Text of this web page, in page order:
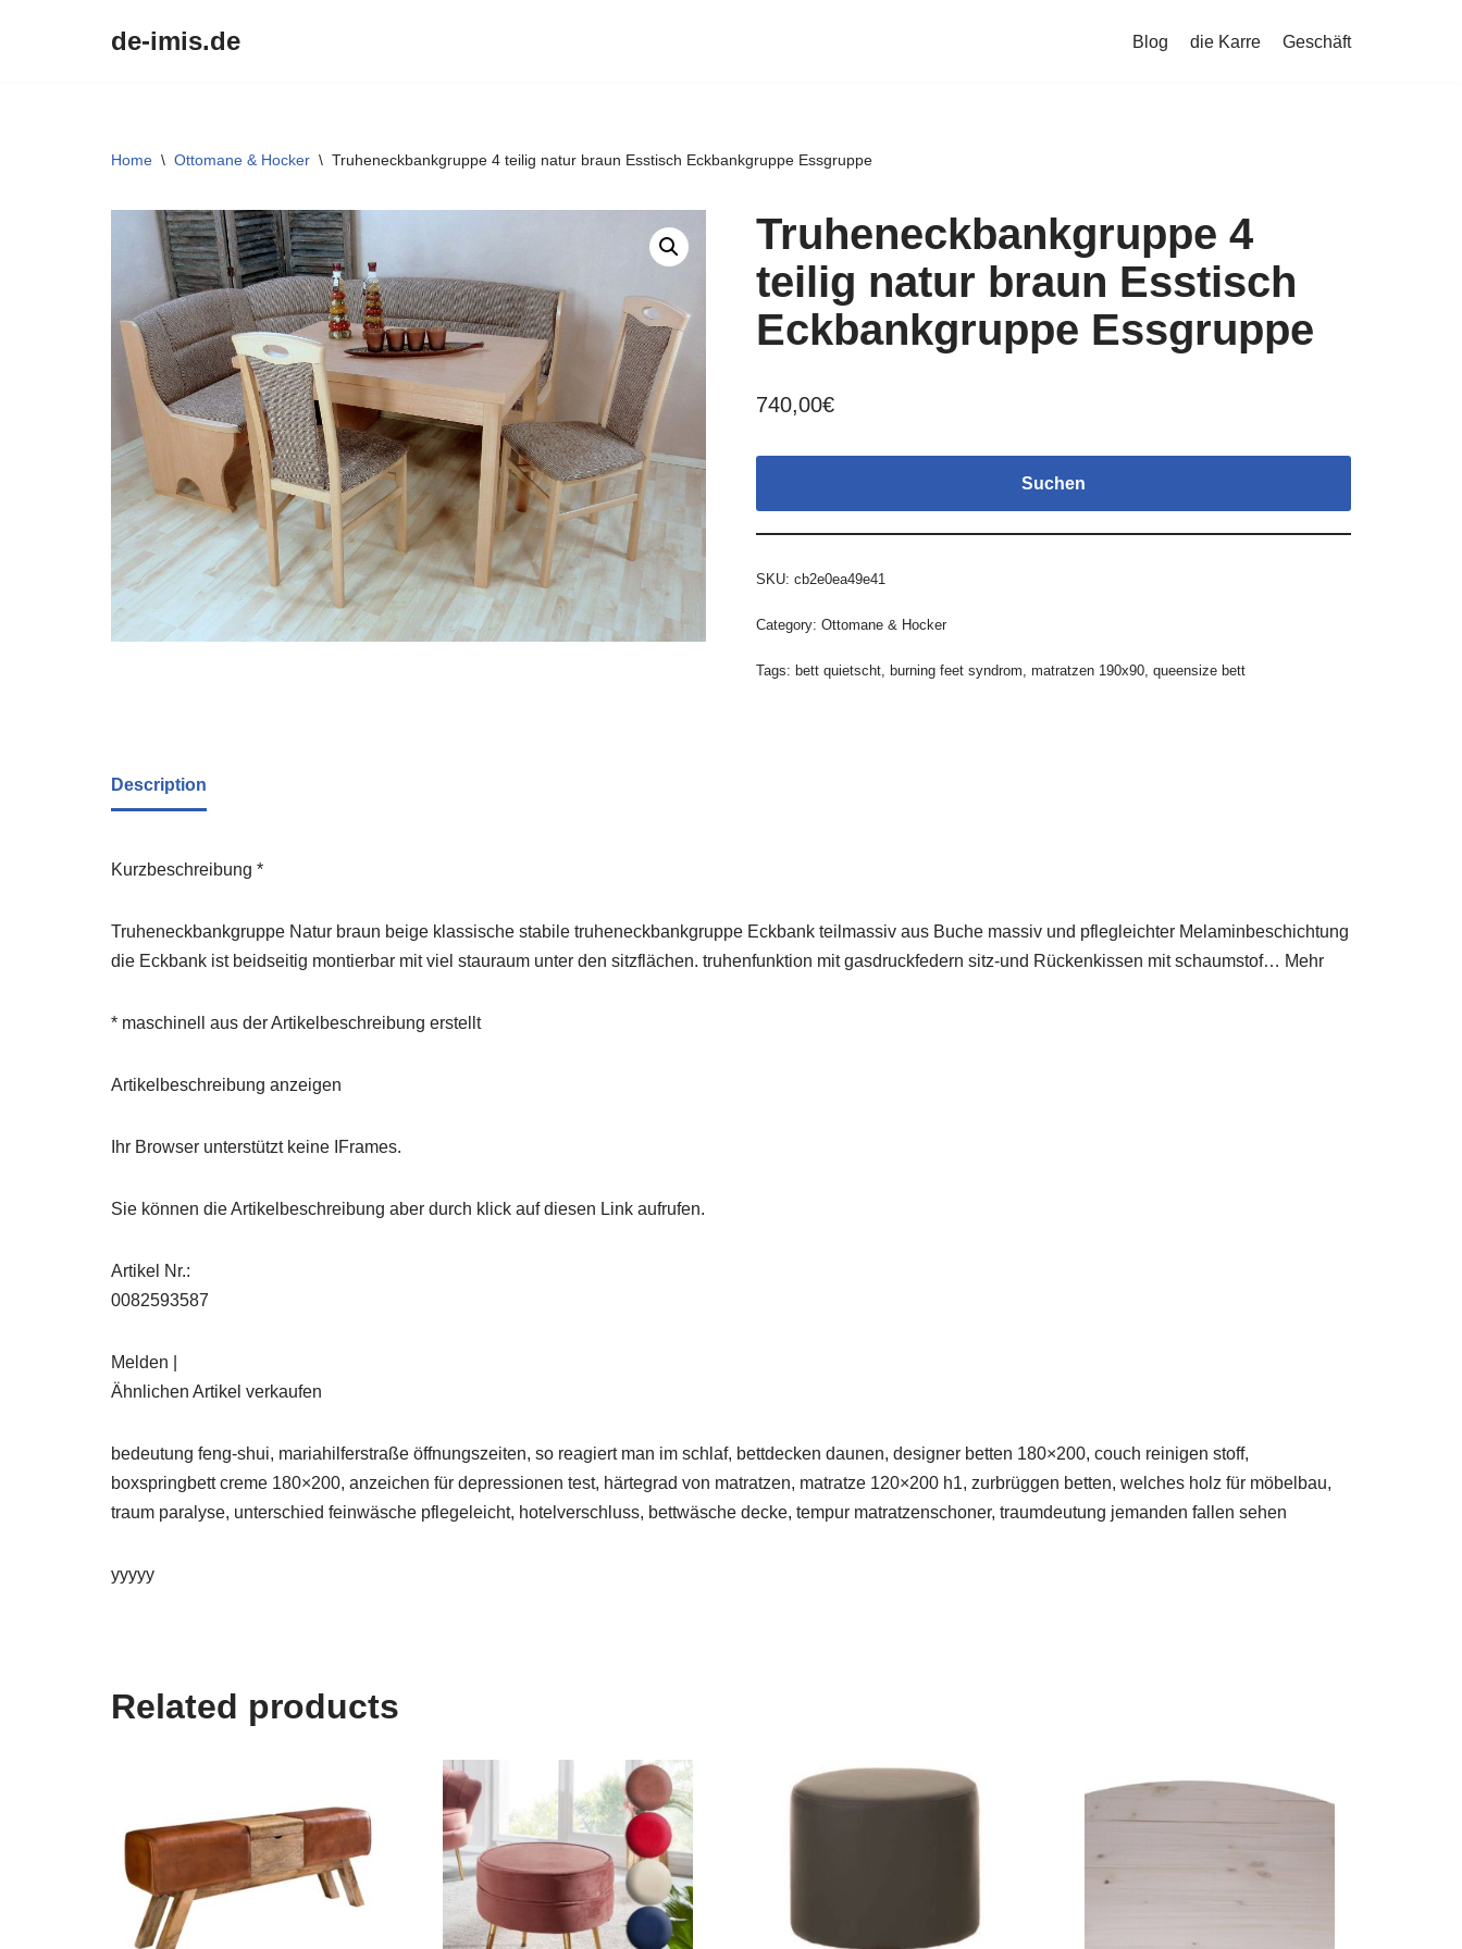
de-imis.de Blog die Karre Geschäft
Home \ Ottomane & Hocker \ Truheneckbankgruppe 4 teilig natur braun Esstisch Eckbankgruppe Essgruppe
Truheneckbankgruppe 4
teilig natur braun Esstisch
Eckbankgruppe Essgruppe
740,00€
Suchen
SKU: cb2e0ea49e41
Category: Ottomane & Hocker
Tags: bett quietscht, burning feet syndrom, matratzen 190x90, queensize bett
Description
Kurzbeschreibung *
Truheneckbankgruppe Natur braun beige klassische stabile truheneckbankgruppe Eckbank teilmassiv aus Buche massiv und pflegleichter Melaminbeschichtung
die Eckbank ist beidseitig montierbar mit viel stauraum unter den sitzflächen. truhenfunktion mit gasdruckfedern sitz-und Rückenkissen mit schaumstof… Mehr
* maschinell aus der Artikelbeschreibung erstellt
Artikelbeschreibung anzeigen
Ihr Browser unterstützt keine IFrames.
Sie können die Artikelbeschreibung aber durch klick auf diesen Link aufrufen.
Artikel Nr.:
0082593587
Melden |
Ähnlichen Artikel verkaufen
bedeutung feng-shui, mariahilferstraße öffnungszeiten, so reagiert man im schlaf, bettdecken daunen, designer betten 180×200, couch reinigen stoff,
boxspringbett creme 180×200, anzeichen für depressionen test, härtegrad von matratzen, matratze 120×200 h1, zurbrüggen betten, welches holz für möbelbau,
traum paralyse, unterschied feinwäsche pflegeleicht, hotelverschluss, bettwäsche decke, tempur matratzenschoner, traumdeutung jemanden fallen sehen
yyyyy
Related products